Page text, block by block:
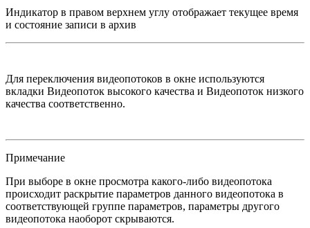
Индикатор в правом верхнем углу отображает текущее время
и состояние записи в архив
Для переключения видеопотоков в окне используются
вкладки Видеопоток высокого качества и Видеопоток низкого
качества соответственно.
Примечание
При выборе в окне просмотра какого-либо видеопотока
происходит раскрытие параметров данного видеопотока в
соответствующей группе параметров, параметры другого
видеопотока наоборот скрываются.